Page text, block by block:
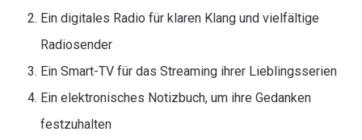
Ein digitales Radio für klaren Klang und vielfältige
Radiosender
Ein Smart-TV für das Streaming ihrer Lieblingsserien
Ein elektronisches Notizbuch, um ihre Gedanken
festzuhalten